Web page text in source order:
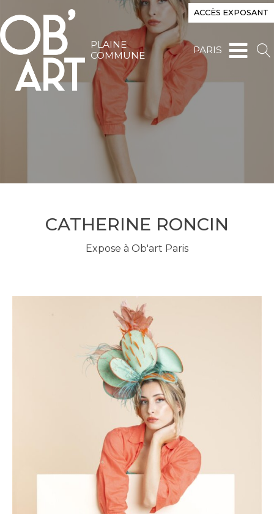
ACCÈS EXPOSANT
PLAINE
COMMUNE
PARIS
CATHERINE RONCIN
Expose à Ob'art Paris